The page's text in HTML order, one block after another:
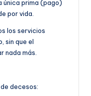
única prima (pago)
por vida.
los servicios
sin que el
nada más.
decesos: